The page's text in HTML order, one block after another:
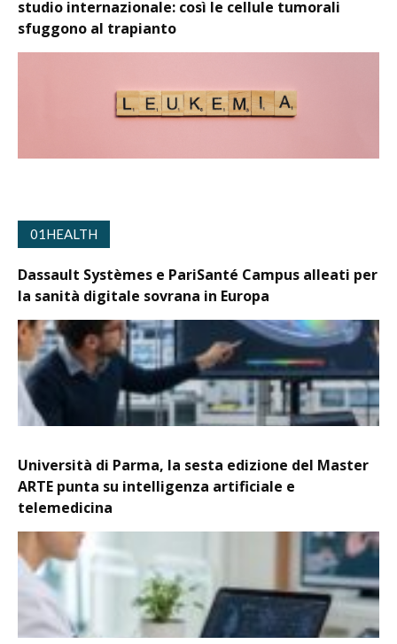
studio internazionale: così le cellule tumorali
sfuggono al trapianto
01HEALTH
Dassault Systèmes e PariSanté Campus alleati per
la sanità digitale sovrana in Europa
Università di Parma, la sesta edizione del Master
ARTE punta su intelligenza artificiale e
telemedicina